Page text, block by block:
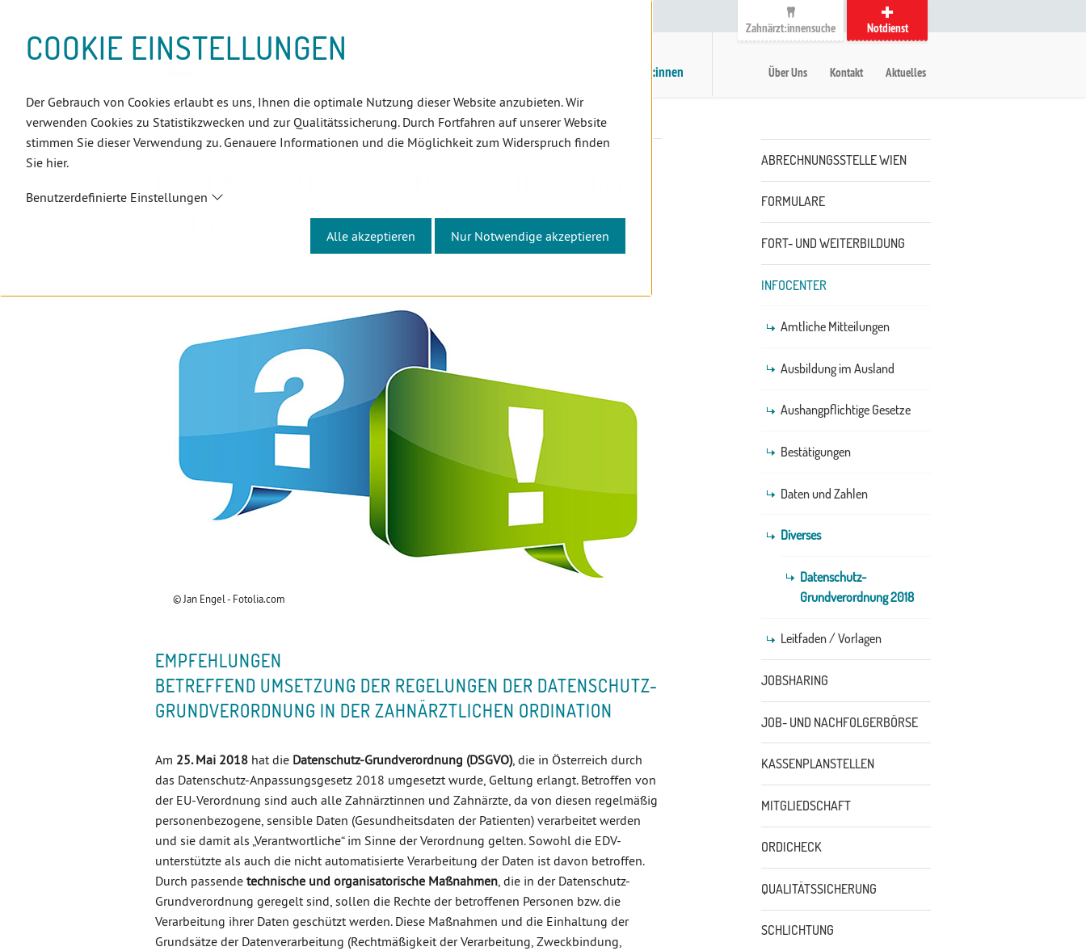
COOKIE EINSTELLUNGEN
Der Gebrauch von Cookies erlaubt es uns, Ihnen die optimale Nutzung dieser Website anzubieten. Wir
verwenden Cookies zu Statistikzwecken und zur Qualitätssicherung. Durch Fortfahren auf unserer Website
stimmen Sie dieser Verwendung zu. Genauere Informationen und die Möglichkeit zum Widerspruch finden
Sie hier.
Benutzerdefinierte Einstellungen
Alle akzeptieren Nur Notwendige akzeptieren
(Accesskey:
(Accesskey:
(Accesskey:
(Accesskey:
(Accesskey:
(Landeszahnärztekammern,
(Accesskey:
(Accesskey:
Zahnärzt:innensuche
Notdienst
Hauptmenü
Patient:innen
Metanavigation
Über Uns Kontakt Aktuelles
Positionsnavigation
Wien Zahnärzt:innen Infocenter Diverses Datenschutz-Grundverordnung 2018
DATENSCHUTZ-GRUNDVERORDNUNG
© Jan Engel - Fotolia.com
EMPFEHLUNGEN
BETREFFEND UMSETZUNG DER REGELUNGEN DER DATENSCHUTZ-
GRUNDVERORDNUNG IN DER ZAHNÄRZTLICHEN ORDINATION
Am 25. Mai 2018 hat die Datenschutz-Grundverordnung (DSGVO), die in Österreich durch
das Datenschutz-Anpassungsgesetz 2018 umgesetzt wurde, Geltung erlangt. Betroffen von
der EU-Verordnung sind auch alle Zahnärztinnen und Zahnärzte, da von diesen regelmäßig
personenbezogene, sensible Daten (Gesundheitsdaten der Patienten) verarbeitet werden
und sie damit als „Verantwortliche“ im Sinne der Verordnung gelten. Sowohl die EDV-
unterstützte als auch die nicht automatisierte Verarbeitung der Daten ist davon betroffen.
Durch passende technische und organisatorische Maßnahmen, die in der Datenschutz-
Grundverordnung geregelt sind, sollen die Rechte der betroffenen Personen bzw. die
Verarbeitung ihrer Daten geschützt werden. Diese Maßnahmen und die Einhaltung der
Grundsätze der Datenverarbeitung (Rechtmäßigkeit der Verarbeitung, Zweckbindung,
ABRECHNUNGSSTELLE WIEN
FORMULARE
FORT- UND WEITERBILDUNG
INFOCENTER
Amtliche Mitteilungen
Ausbildung im Ausland
Aushangpflichtige Gesetze
Bestätigungen
Daten und Zahlen
Diverses
Datenschutz-
Grundverordnung 2018
Leitfaden / Vorlagen
JOBSHARING
JOB- UND NACHFOLGERBÖRSE
KASSENPLANSTELLEN
MITGLIEDSCHAFT
ORDICHECK
QUALITÄTSSICHERUNG
SCHLICHTUNG